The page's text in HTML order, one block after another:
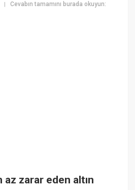
|Cevabın tamamını burada okuyun:
zarar eden altın